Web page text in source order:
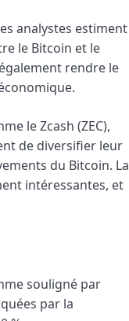
analystes estiment
le Bitcoin et le
rendre le
le Zcash (ZEC),
de diversifier leur
du Bitcoin. La
intéressantes, et
souligné par
par la